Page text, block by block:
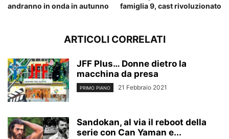
andranno in onda in autunno
famiglia 9, cast rivoluzionato
ARTICOLI CORRELATI
JFF Plus… Donne dietro la
macchina da presa
PRIMO PIANO 21 Febbraio 2021
Sandokan, al via il reboot della
serie con Can Yaman e...